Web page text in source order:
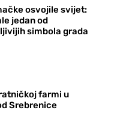
osvojile svijet:
jedan od
simbola grada
farmi u
Srebrenice